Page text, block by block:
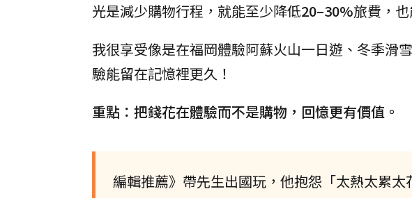
光是減少購物行程，就能至少降低20–30%旅費，
我很享受像是在福岡體驗阿蘇火山一日遊、冬季滑
驗能留在記憶裡更久！
重點：把錢花在體驗而不是購物，回憶更有價值。
編輯推薦》帶先生出國玩，他抱怨「太熱太累